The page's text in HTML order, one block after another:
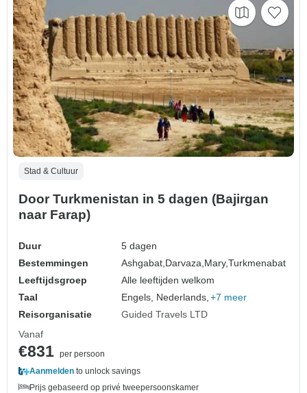
Stad & Cultuur
Door Turkmenistan in 5 dagen (Bajirgan
naar Farap)
Duur
5 dagen
Bestemmingen
Ashgabat,Darvaza,Mary,Turkmenabat
Leeftijdsgroep
Alle leeftijden welkom
Taal
Engels, Nederlands, +7 meer
Reisorganisatie
Guided Travels LTD
Vanaf
€831 per persoon
Aanmelden to unlock savings
Prijs gebaseerd op privé tweepersoonskamer